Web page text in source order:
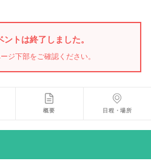
トは終了しました。
ジ下部をご確認ください。
概要 日程・場所